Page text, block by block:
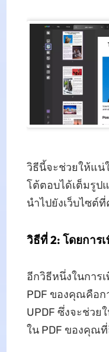
วิธีนี้จะช่วยให้แน่
โต้ตอบได้เต็มรูป
นำไปยังเว็บไซต์
วิธีที่ 2: โดยการ
อีกวิธีหนึ่งในการ
PDF ของคุณคือก
UPDF ซึ่งจะช่ว
ใน PDF ของคุณที่